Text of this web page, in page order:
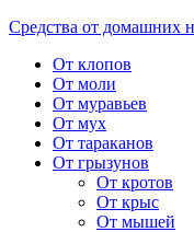
Средства от домашних
От клопов
От моли
От муравьев
От мух
От тараканов
От грызунов
От кротов
От крыс
От мышей